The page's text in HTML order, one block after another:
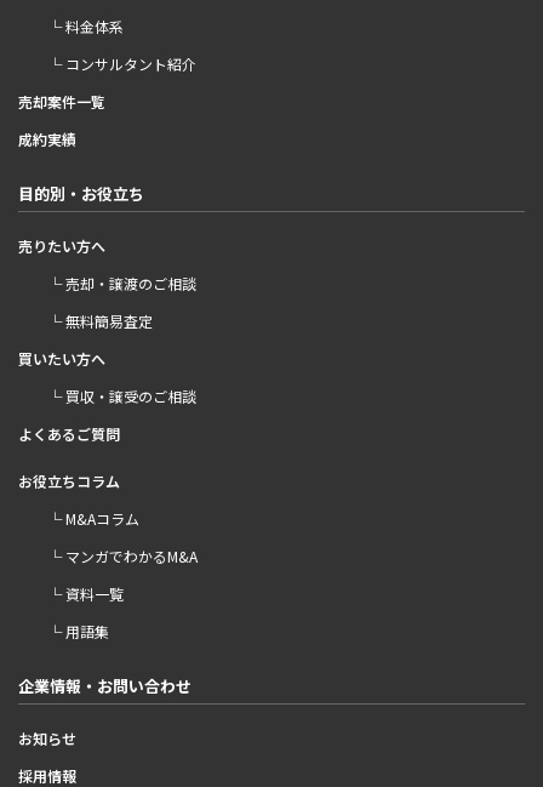
└ 料金体系
└ コンサルタント紹介
売却案件一覧
成約実績
目的別・お役立ち
売りたい方へ
└ 売却・譲渡のご相談
└ 無料簡易査定
買いたい方へ
└ 買収・譲受のご相談
よくあるご質問
お役立ちコラム
└ M&Aコラム
└ マンガでわかるM&A
└ 資料一覧
└ 用語集
企業情報・お問い合わせ
お知らせ
採用情報